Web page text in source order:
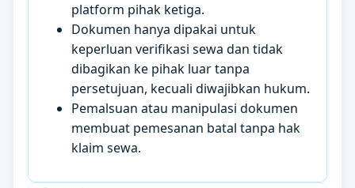
platform pihak ketiga.
Dokumen hanya dipakai untuk
keperluan verifikasi sewa dan tidak
dibagikan ke pihak luar tanpa
persetujuan, kecuali diwajibkan hukum.
Pemalsuan atau manipulasi dokumen
membuat pemesanan batal tanpa hak
klaim sewa.